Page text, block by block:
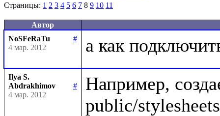
Страницы: 1 2 3 4 5 6 7 8 9 10 11
Автор
NoSFeRaTu
#
4 мар. 2012
Ilya S.
Abdrakhimov
#
4 мар. 2012
Например,
public/